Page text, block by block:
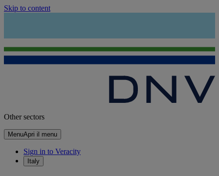
Skip to content
Other sectors
MenuApri il menu
Sign in to Veracity
Italy